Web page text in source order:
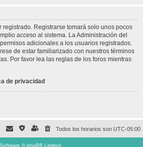
registrado. Registrarse tomará solo unos pocos
acceso al sistema. La Administración del
adicionales a los usuarios registrados.
de estar familiarizado con nuestros términos
Por favor lea las reglas de los foros mientras
de privacidad
Todos los horarios son UTC-05:00
© phpBB Limited